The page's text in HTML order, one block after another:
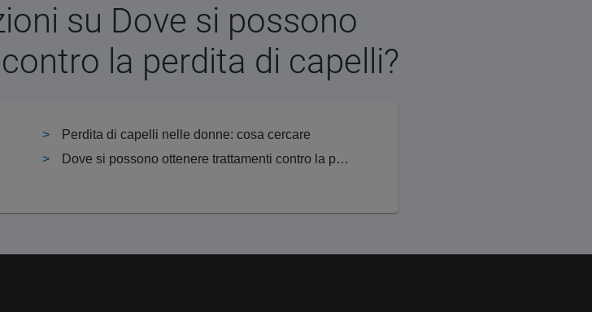
su Dove si possono
la perdita di capelli?
Perdita di capelli nelle donne: cosa cercare
Dove si possono ottenere trattamenti contro la perdita di capelli?